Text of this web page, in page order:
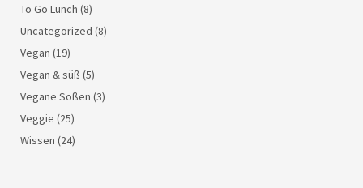
To Go Lunch (8)
Uncategorized (8)
Vegan (19)
Vegan & süß (5)
Vegane Soßen (3)
Veggie (25)
Wissen (24)